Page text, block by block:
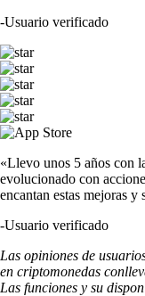
-Usuario verificado
«Llevo unos 5 años con
evolucionado con
encantan estas mejoras
-Usuario verificado
Las opiniones de
en criptomonedas
Las funciones y su